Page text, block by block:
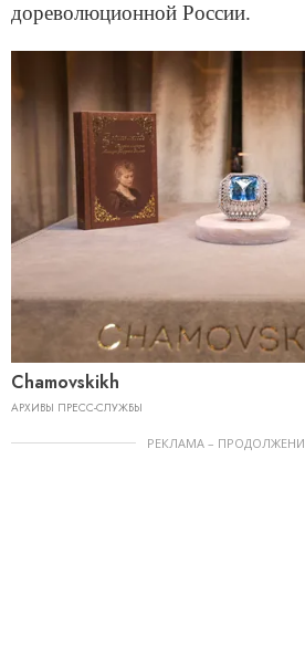
дореволюционной России.
Chamovskikh
АРХИВЫ ПРЕСС-СЛУЖБЫ
РЕКЛАМА –